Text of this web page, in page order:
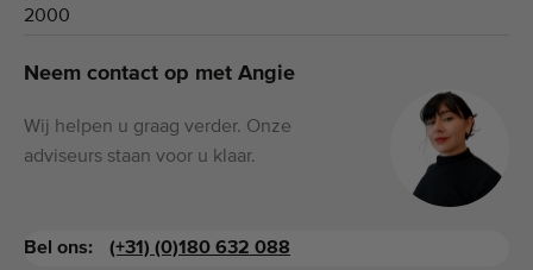
2000
Neem contact op met Angie
Wij helpen u graag verder. Onze
adviseurs staan voor u klaar.
Bel ons: (+31) (0)180 632 088